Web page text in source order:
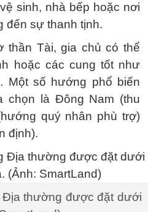
sinh, nhà bếp hoặc nơi
đến sự thanh tịnh.
thần Tài, gia chủ có thể
hoặc các cung tốt như
Một số hướng phổ biến
chọn là Đông Nam (thu
quý nhân phù trợ)
định).
Địa thường được đặt dưới